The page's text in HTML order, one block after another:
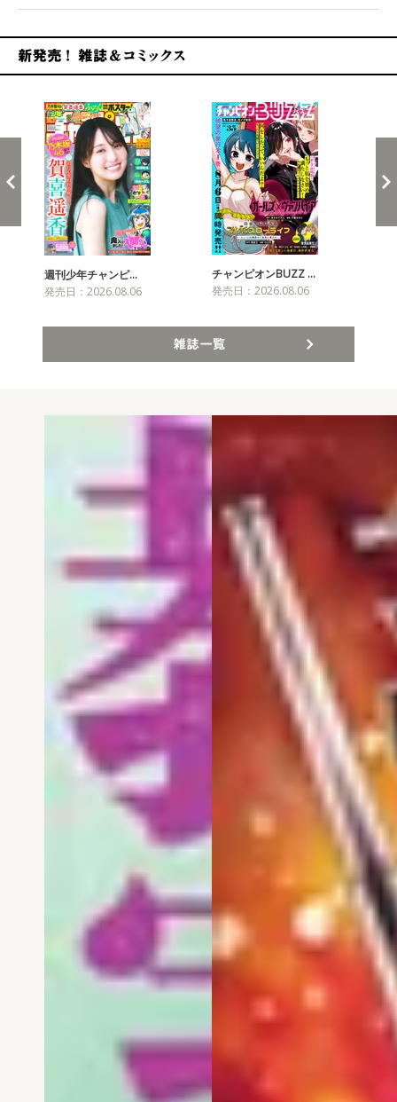
週刊少年チャンピ…
発売日：2026.08.06
チャンピオンBUZZ …
発売日：2026.08.06